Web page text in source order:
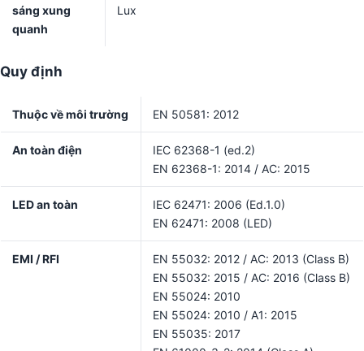
sáng xung
quanh
Lux
Quy định
Thuộc về môi trường EN 50581: 2012
An toàn điện
IEC 62368-1 (ed.2)
EN 62368-1: 2014 / AC: 2015
LED an toàn
IEC 62471: 2006 (Ed.1.0)
EN 62471: 2008 (LED)
EMI / RFI
EN 55032: 2012 / AC: 2013 (Class B)
EN 55032: 2015 / AC: 2016 (Class B)
EN 55024: 2010
EN 55024: 2010 / A1: 2015
EN 55035: 2017